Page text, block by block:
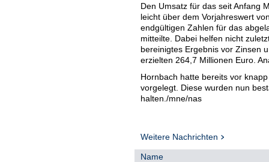
Den Umsatz für das seit Anfang
leicht über dem Vorjahreswert
endgültigen Zahlen für das
mitteilte. Dabei helfen nicht
bereinigtes Ergebnis vor Zinsen
erzielten 264,7 Millionen Euro.
Hornbach hatte bereits vor
vorgelegt. Diese wurden nun
halten./mne/nas
Weitere Nachrichten
Name